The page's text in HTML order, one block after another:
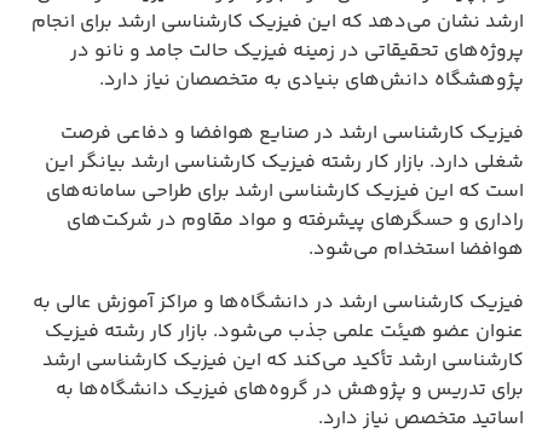
ارشد نشان می‌دهد که این فیزیک کارشناسی ارشد برای انجام
پروژه‌های تحقیقاتی در زمینه فیزیک حالت جامد و نانو در
پژوهشگاه دانش‌های بنیادی به متخصصان نیاز دارد.
فیزیک کارشناسی ارشد در صنایع هوافضا و دفاعی فرصت
شغلی دارد. بازار کار رشته فیزیک کارشناسی ارشد بیانگر این
است که این فیزیک کارشناسی ارشد برای طراحی سامانه‌های
راداری و حسگرهای پیشرفته و مواد مقاوم در شرکت‌های
هوافضا استخدام می‌شود.
فیزیک کارشناسی ارشد در دانشگاه‌ها و مراکز آموزش عالی به
عنوان عضو هیئت علمی جذب می‌شود. بازار کار رشته فیزیک
کارشناسی ارشد تأکید می‌کند که این فیزیک کارشناسی ارشد
برای تدریس و پژوهش در گروه‌های فیزیک دانشگاه‌ها به
اساتید متخصص نیاز دارد.